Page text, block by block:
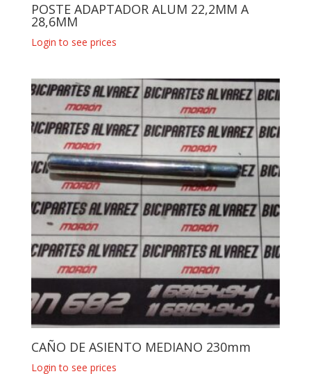
POSTE ADAPTADOR ALUM 22,2MM A
28,6MM
Login to see prices
CAÑO DE ASIENTO MEDIANO 230mm
Login to see prices